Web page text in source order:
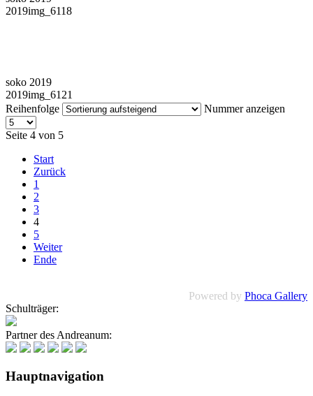
2019img_6118
soko 2019
2019img_6121
Reihenfolge
Nummer anzeigen
Seite 4 von 5
Start
Zurück
1
2
3
4
5
Weiter
Ende
Powered by Phoca Gallery
Schulträger:
Partner des Andreanum:
Hauptnavigation